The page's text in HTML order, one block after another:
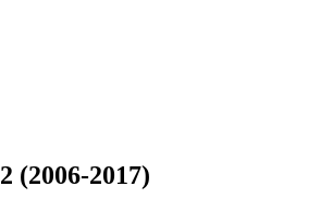
(2006-2017)